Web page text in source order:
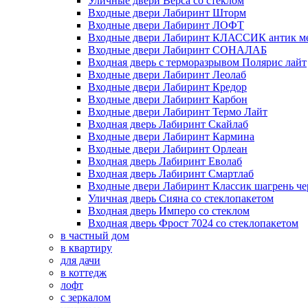
Входные двери Лабиринт Шторм
Входные двери Лабиринт ЛОФТ
Входные двери Лабиринт КЛАССИК антик
Входные двери Лабиринт СОНАЛАБ
Входная дверь с терморазрывом Полярис лайт
Входные двери Лабиринт Леолаб
Входные двери Лабиринт Кредор
Входные двери Лабиринт Карбон
Входные двери Лабиринт Термо Лайт
Входная дверь Лабиринт Скайлаб
Входные двери Лабиринт Кармина
Входные двери Лабиринт Орлеан
Входная дверь Лабиринт Еволаб
Входная дверь Лабиринт Смартлаб
Входные двери Лабиринт Классик шагрень
Уличная дверь Сияна со стеклопакетом
Входная дверь Имперо со стеклом
Входная дверь Фрост 7024 со стеклопакетом
в частный дом
в квартиру
для дачи
в коттедж
лофт
с зеркалом